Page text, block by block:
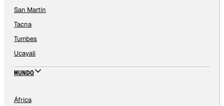
San Martín
Tacna
Tumbes
Ucayali
MUNDO
África